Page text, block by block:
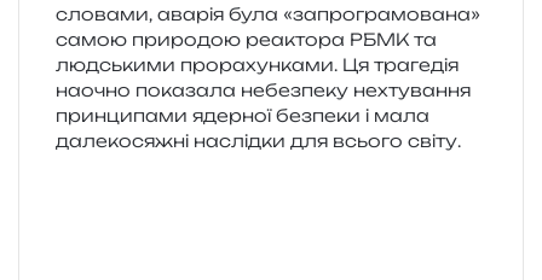
сло­ва­ми, ава­рія була «запро­гра­мо­ва­на»
самою при­ро­дою реакто­ра РБМК та
люд­ськи­ми про­ра­хун­ка­ми. Ця тра­ге­дія
нао­чно пока­за­ла небез­пе­ку нехту­ва­н­ня
прин­ци­па­ми ядер­ної без­пе­ки і мала
дале­к­ося­жні наслід­ки для всьо­го світу.